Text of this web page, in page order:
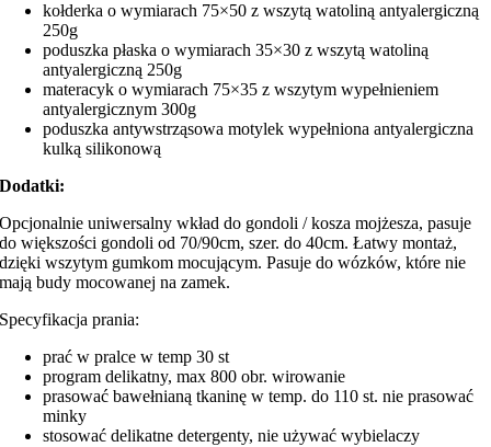
kołderka o wymiarach 75×50 z wszytą watoliną antyalergiczną
250g
poduszka płaska o wymiarach 35×30 z wszytą watoliną
antyalergiczną 250g
materacyk o wymiarach 75×35 z wszytym wypełnieniem
antyalergicznym 300g
poduszka antywstrząsowa motylek wypełniona antyalergiczna
kulką silikonową
Dodatki:
Opcjonalnie uniwersalny wkład do gondoli / kosza mojżesza, pasuje
do większości gondoli od 70/90cm, szer. do 40cm. Łatwy montaż,
dzięki wszytym gumkom mocującym. Pasuje do wózków, które nie
mają budy mocowanej na zamek.
Specyfikacja prania:
prać w pralce w temp 30 st
program delikatny, max 800 obr. wirowanie
prasować bawełnianą tkaninę w temp. do 110 st. nie prasować
minky
stosować delikatne detergenty, nie używać wybielaczy